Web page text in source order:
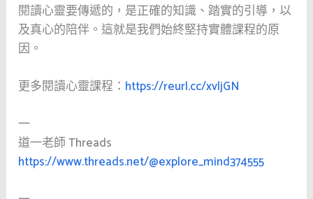
閱讀心靈要傳遞的，是正確的知識、踏實的引導，以
及真心的陪伴。這就是我們始終堅持實體課程的原
因。
更多閱讀心靈課程： https://reurl.cc/xvljGN
一
道一老師 Threads
https://www.threads.net/@explore_mind374555